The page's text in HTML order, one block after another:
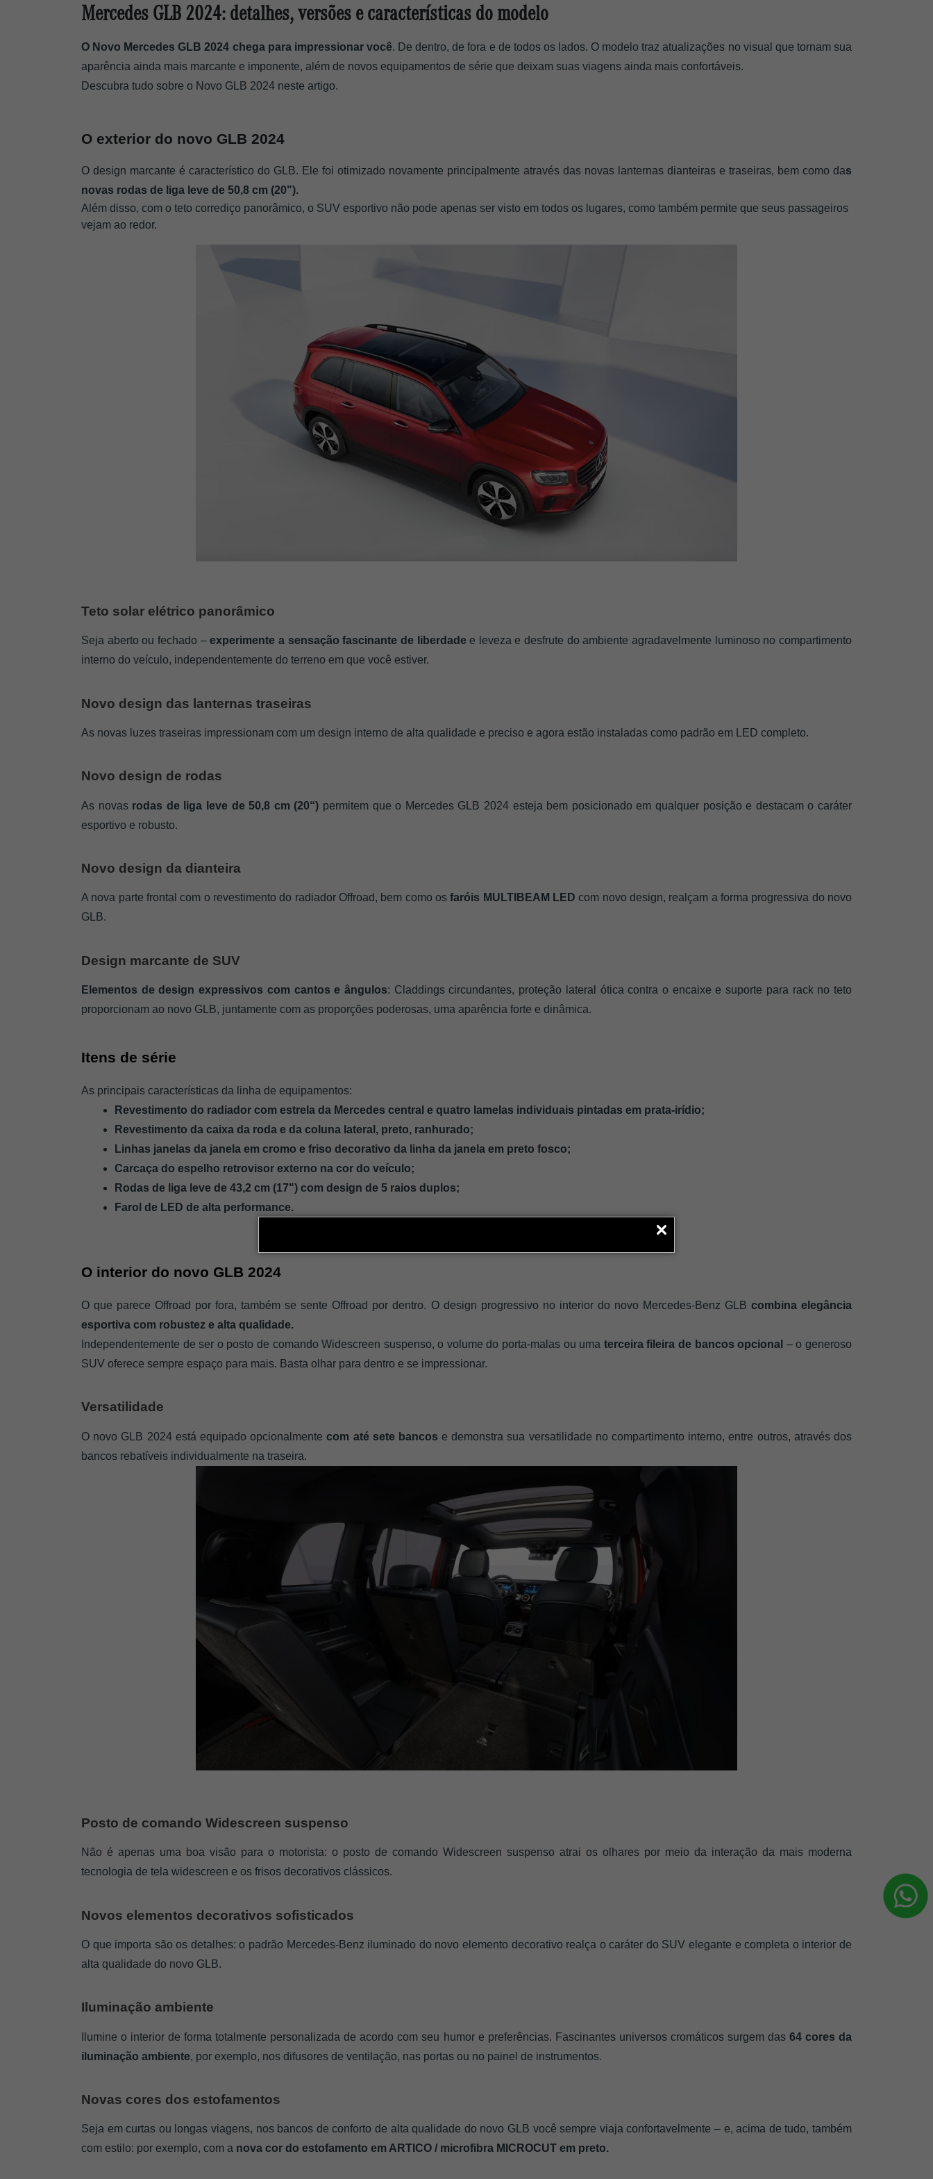
Mercedes GLB 2024: detalhes, versões e características do modelo
O Novo Mercedes GLB 2024 chega para impressionar você. De dentro, de fora e de todos os lados. O modelo traz atualizações no visual que tornam sua
aparência ainda mais marcante e imponente, além de novos equipamentos de série que deixam suas viagens ainda mais confortáveis.
Descubra tudo sobre o Novo GLB 2024 neste artigo.
O exterior do novo GLB 2024
O design marcante é característico do GLB. Ele foi otimizado novamente principalmente através das novas lanternas dianteiras e traseiras, bem como das
novas rodas de liga leve de 50,8 cm (20").
Além disso, com o teto corrediço panorâmico, o SUV esportivo não pode apenas ser visto em todos os lugares, como também permite que seus passageiros
vejam ao redor.
Teto solar elétrico panorâmico
Seja aberto ou fechado – experimente a sensação fascinante de liberdade e leveza e desfrute do ambiente agradavelmente luminoso no compartimento
interno do veículo, independentemente do terreno em que você estiver.
Novo design das lanternas traseiras
As novas luzes traseiras impressionam com um design interno de alta qualidade e preciso e agora estão instaladas como padrão em LED completo.
Novo design de rodas
As novas rodas de liga leve de 50,8 cm (20“) permitem que o Mercedes GLB 2024 esteja bem posicionado em qualquer posição e destacam o caráter
esportivo e robusto.
Novo design da dianteira
A nova parte frontal com o revestimento do radiador Offroad, bem como os faróis MULTIBEAM LED com novo design, realçam a forma progressiva do novo
GLB.
Design marcante de SUV
Elementos de design expressivos com cantos e ângulos: Claddings circundantes, proteção lateral ótica contra o encaixe e suporte para rack no teto
proporcionam ao novo GLB, juntamente com as proporções poderosas, uma aparência forte e dinâmica.
Itens de série
As principais características da linha de equipamentos:
Revestimento do radiador com estrela da Mercedes central e quatro lamelas individuais pintadas em prata-irídio;
Revestimento da caixa da roda e da coluna lateral, preto, ranhurado;
Linhas janelas da janela em cromo e friso decorativo da linha da janela em preto fosco;
Carcaça do espelho retrovisor externo na cor do veículo;
Rodas de liga leve de 43,2 cm (17") com design de 5 raios duplos;
Farol de LED de alta performance.
O interior do novo GLB 2024
O que parece Offroad por fora, também se sente Offroad por dentro. O design progressivo no interior do novo Mercedes-Benz GLB combina elegância
esportiva com robustez e alta qualidade.
Independentemente de ser o posto de comando Widescreen suspenso, o volume do porta-malas ou uma terceira fileira de bancos opcional – o generoso
SUV oferece sempre espaço para mais. Basta olhar para dentro e se impressionar.
Versatilidade
O novo GLB 2024 está equipado opcionalmente com até sete bancos e demonstra sua versatilidade no compartimento interno, entre outros, através dos
bancos rebatíveis individualmente na traseira.
Posto de comando Widescreen suspenso
Não é apenas uma boa visão para o motorista: o posto de comando Widescreen suspenso atrai os olhares por meio da interação da mais moderna
tecnologia de tela widescreen e os frisos decorativos clássicos.
Novos elementos decorativos sofisticados
O que importa são os detalhes: o padrão Mercedes-Benz iluminado do novo elemento decorativo realça o caráter do SUV elegante e completa o interior de
alta qualidade do novo GLB.
Iluminação ambiente
Ilumine o interior de forma totalmente personalizada de acordo com seu humor e preferências. Fascinantes universos cromáticos surgem das 64 cores da
iluminação ambiente, por exemplo, nos difusores de ventilação, nas portas ou no painel de instrumentos.
Novas cores dos estofamentos
Seja em curtas ou longas viagens, nos bancos de conforto de alta qualidade do novo GLB você sempre viaja confortavelmente – e, acima de tudo, também
com estilo: por exemplo, com a nova cor do estofamento em ARTICO / microfibra MICROCUT em preto.